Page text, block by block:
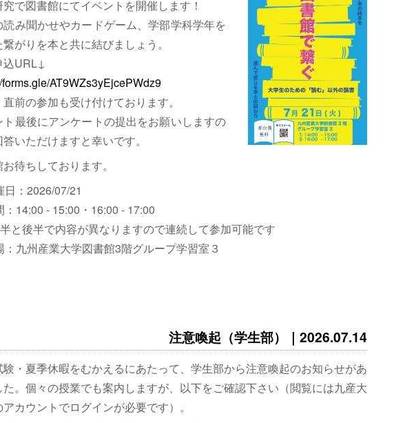
で図書館にてイベントを開催します！
読み聞かせやカードゲーム、学部学科学年を
がりを本と共に結びましょう。
込URL↓
forms.gle/AT9WZs3yEjcePWdz9
前の参加も受け付けております。
ト最後にアンケートの提出をお願いしますの
いただけますと幸いです。
待ちしております。
日：2026/07/21
：14:00 - 15:00・16:00 - 17:00
と後半で内容が異なりますので連続して参加可能です
：九州産業大学図書館3階グループ学習室３
注意喚起（学生部）｜2026.07.14
験・夏季休暇をむかえるにあたって、学生部から注意喚起のお知らせがあ
た。個々の授業でも案内しますが、以下をご確認下さい（閲覧には九産大
カウントでログインが必要です）。